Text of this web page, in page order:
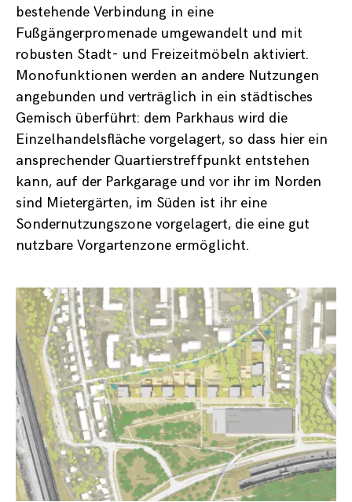
bestehende Verbindung in eine
Fußgängerpromenade umgewandelt und mit
robusten Stadt- und Freizeitmöbeln aktiviert.
Monofunktionen werden an andere Nutzungen
angebunden und verträglich in ein städtisches
Gemisch überführt: dem Parkhaus wird die
Einzelhandelsfläche vorgelagert, so dass hier ein
ansprechender Quartierstreffpunkt entstehen
kann, auf der Parkgarage und vor ihr im Norden
sind Mietergärten, im Süden ist ihr eine
Sondernutzungszone vorgelagert, die eine gut
nutzbare Vorgartenzone ermöglicht.